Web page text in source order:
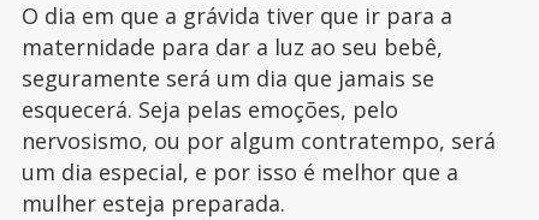
O dia em que a grávida tiver que ir para a
maternidade para dar a luz ao seu bebê,
seguramente será um dia que jamais se
esquecerá. Seja pelas emoções, pelo
nervosismo, ou por algum contratempo, será
um dia especial, e por isso é melhor que a
mulher esteja preparada.